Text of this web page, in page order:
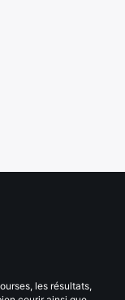
les résultats,